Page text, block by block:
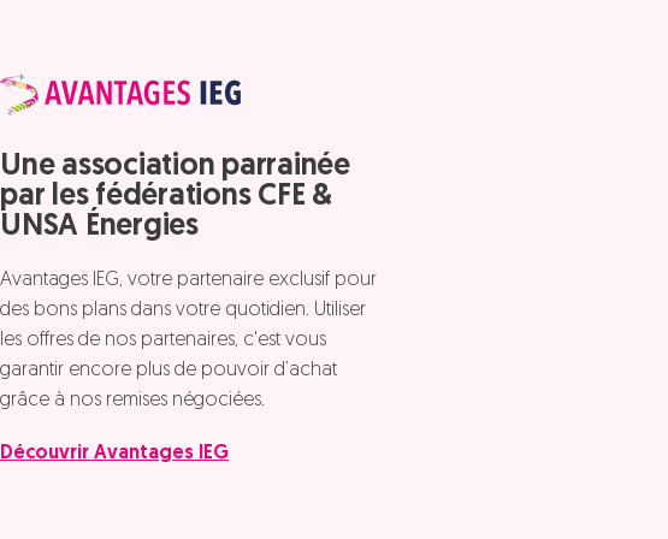
Une association parrainée
par les fédérations CFE &
UNSA Énergies
Avantages IEG, votre partenaire exclusif pour
des bons plans dans votre quotidien. Utiliser
les offres de nos partenaires, c'est vous
garantir encore plus de pouvoir d’achat
grâce à nos remises négociées.
Découvrir Avantages IEG